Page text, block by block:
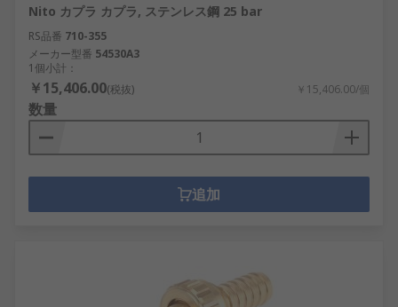
Nito カプラ カプラ, ステンレス鋼 25 bar
RS品番 710-355
メーカー型番 54530A3
1個小計：
￥15,406.00(税抜) ￥15,406.00/個
数量
追加